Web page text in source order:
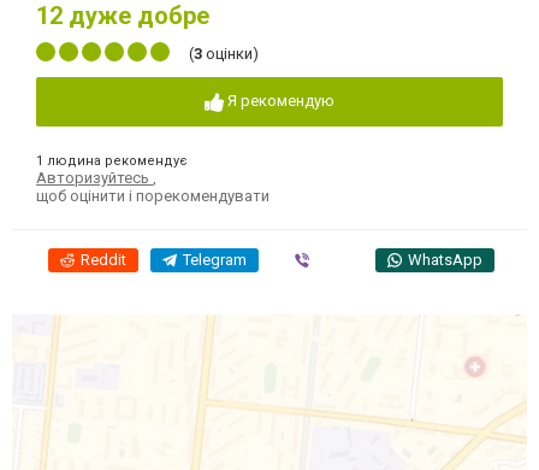
12 дуже добре
(3 оцінки)
Я рекомендую
1 людина рекомендує
Авторизуйтесь
щоб оцінити і порекомендувати
Reddit Telegram WhatsApp